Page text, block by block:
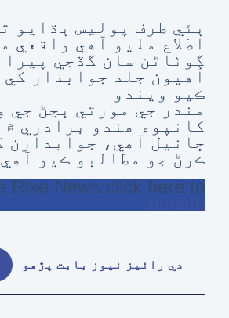
ٻئي طرف پوليس ٻڌايو
اطلاع مليو آھي واقعي
ڳوٺاڻن سان گڏجي پيرا
آھيون جلد جوابدار کي
ڪيو ويندو
مندر جي مورتي ڀڃڻ جي
کانپوء ھندو برادري ۾
ڇانيل آھي، جوابدارن
ڪرڻ جو مطالبو ڪيو آھي.
Rise News click here to
دي رائيز نيوز بابت پڙهو